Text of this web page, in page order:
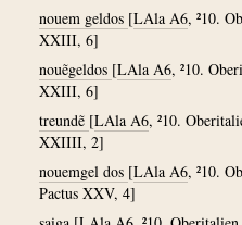
nouem geldos [LAla A6, ²10.
XXIII, 6]
nouẽgeldos [LAla A6, ²10.
XXIII, 6]
treundẽ [LAla A6, ²10.
XXIIII, 2]
nouemgel dos [LAla A6, ²10.
Pactus XXV, 4]